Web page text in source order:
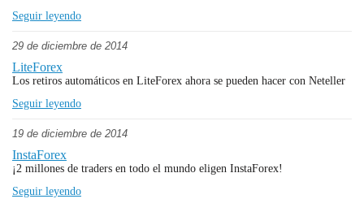
Seguir leyendo
29 de diciembre de 2014
LiteForex
Los retiros automáticos en LiteForex ahora se pueden hacer con Neteller
Seguir leyendo
19 de diciembre de 2014
InstaForex
¡2 millones de traders en todo el mundo eligen InstaForex!
Seguir leyendo